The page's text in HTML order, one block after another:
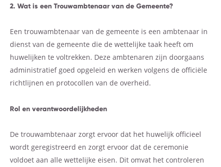
2. Wat is een Trouwambtenaar van de Gemeente?
Een trouwambtenaar van de gemeente is een ambtenaar in
dienst van de gemeente die de wettelijke taak heeft om
huwelijken te voltrekken. Deze ambtenaren zijn doorgaans
administratief goed opgeleid en werken volgens de officiële
richtlijnen en protocollen van de overheid.
Rol en verantwoordelijkheden
De trouwambtenaar zorgt ervoor dat het huwelijk officieel
wordt geregistreerd en zorgt ervoor dat de ceremonie
voldoet aan alle wettelijke eisen. Dit omvat het controleren